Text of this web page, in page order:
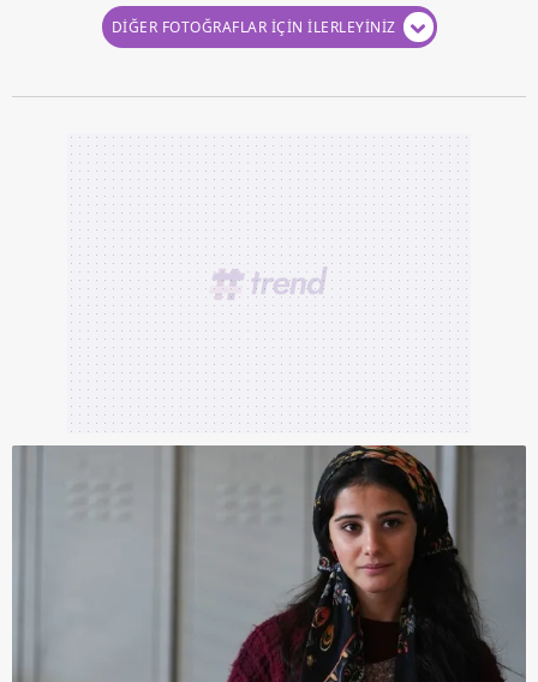
vasıtasıyla belirleyebilirsiniz. Çerezlere ilişkin detaylı bilgi
için Ayarlar butonuna tıklayabilir,Çerez Bilgilendirme
hazırlanmış Aydınlatma Metnimizi okumak ve sitemizde
ilgili mevzuata uygun olarak kullanılan çerezlerle ilgili bilgi
almak için lütfentıklayınız .
DİĞER FOTOĞRAFLAR İÇİN İLERLEYİNİZ